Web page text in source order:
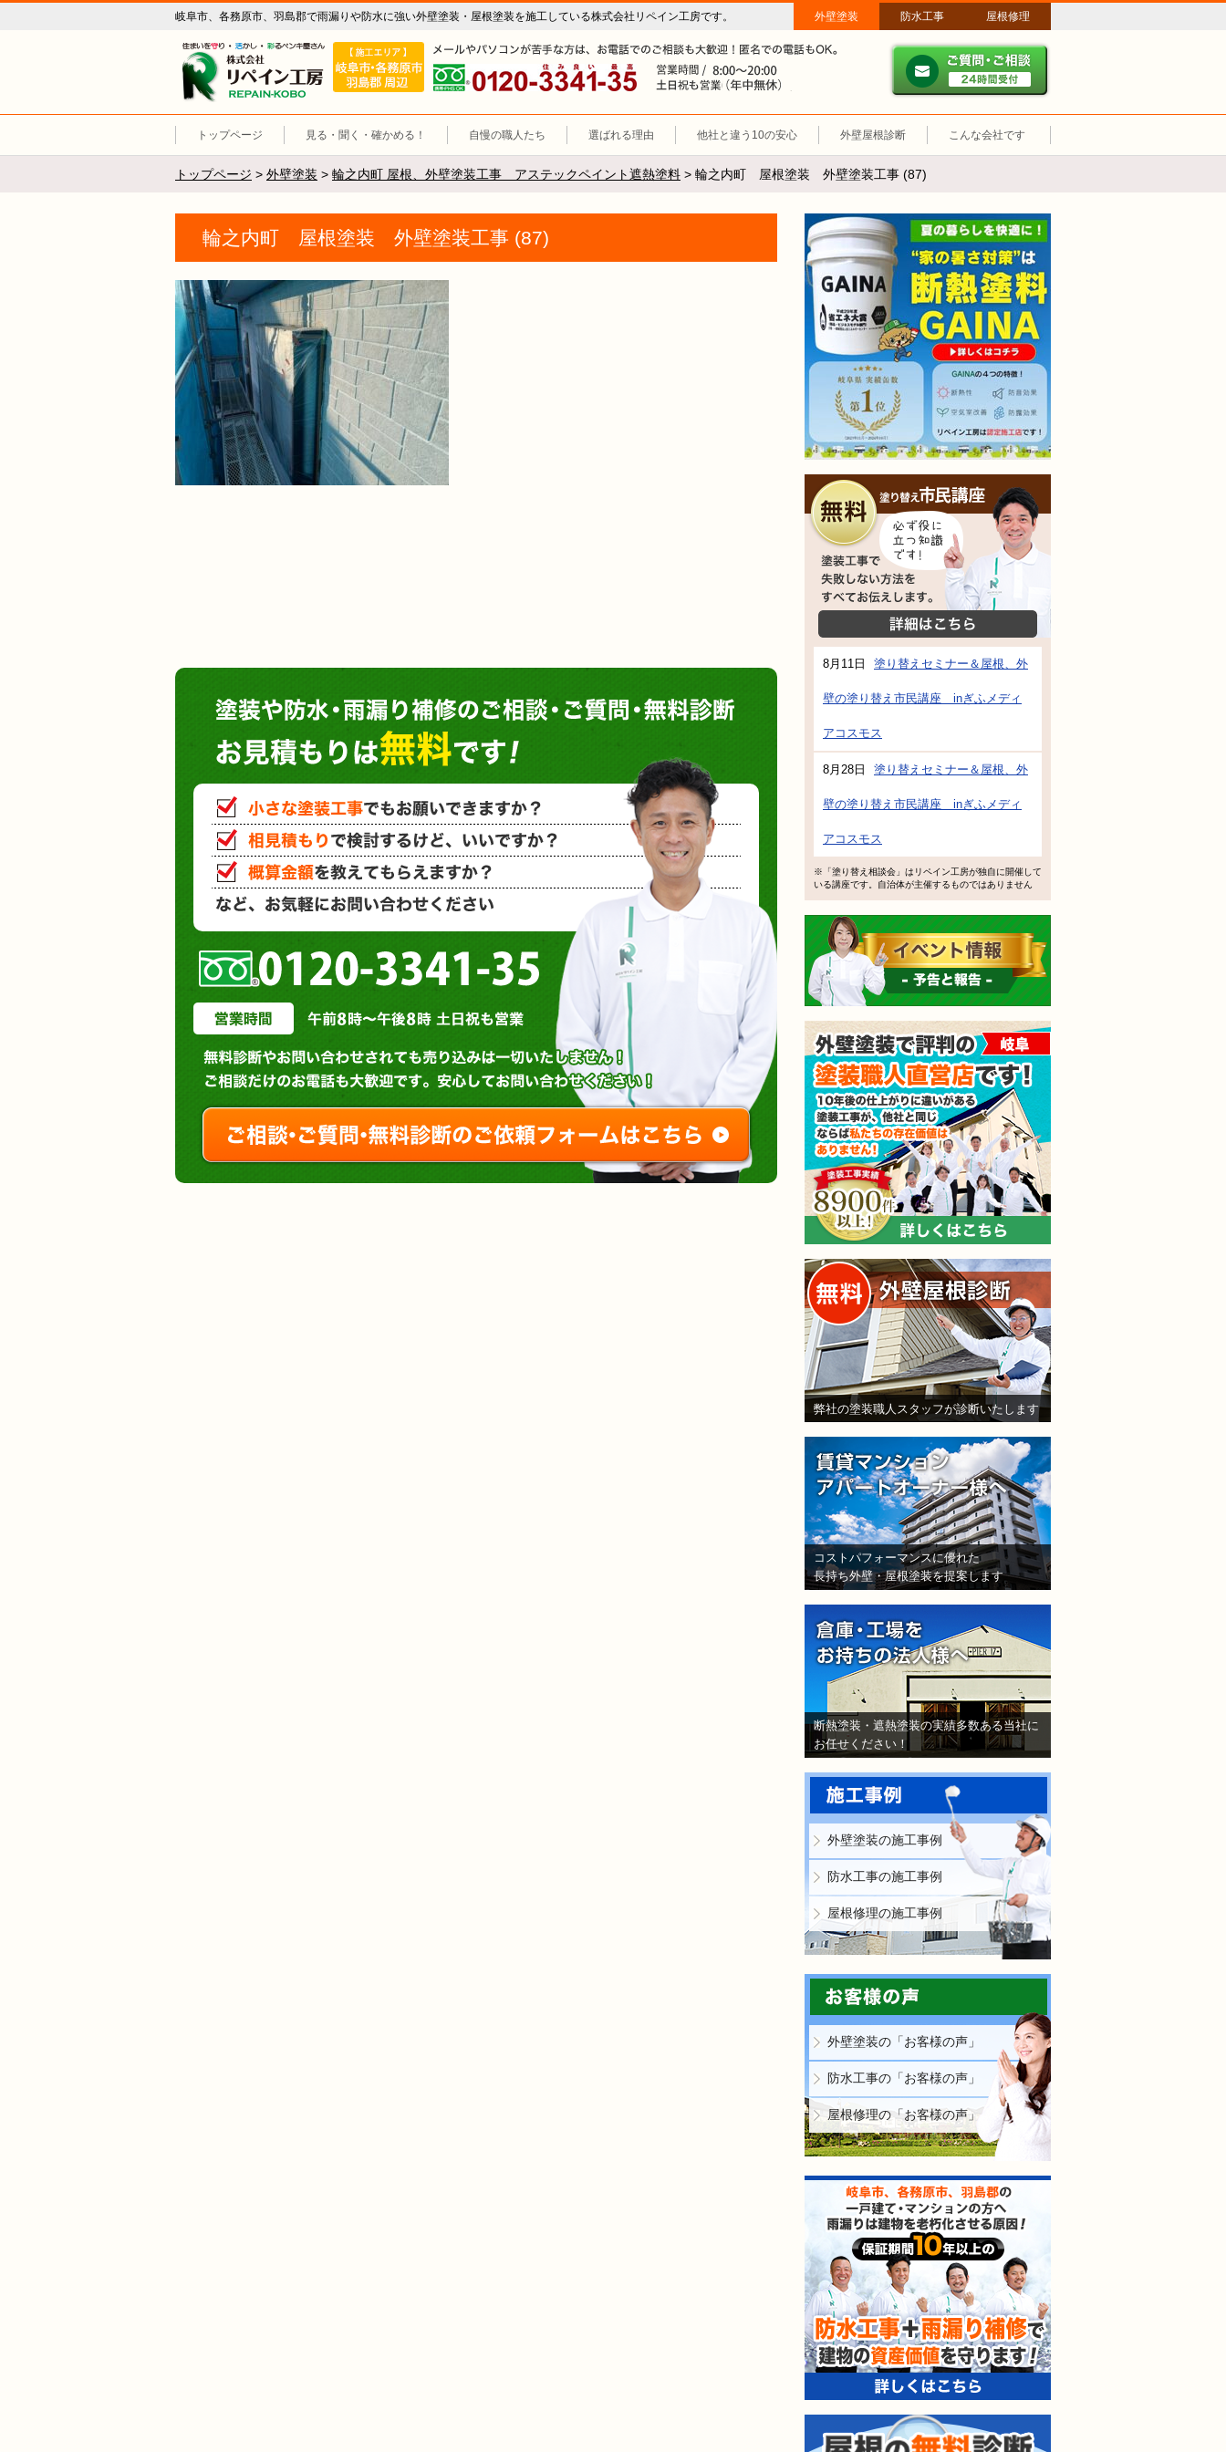
岐阜市、各務原市、羽島郡で雨漏りや防水に強い外壁塗装・屋根塗装を施工している株式会社リペイン工房です。 外壁塗装 防水工事 屋根修理
リペイン工房（外壁塗装・屋根塗装・雨漏り修理・防水工事）
施工エリア 岐阜市、各務原市、羽島郡。
メールやパソコンが苦手な方は、お電話でのご相談も大歓迎！匿名での
0120-3341-35
営業時間：午前8時～午後8時 年中無休、土日祝も営業しています。
トップページ 見る・聞く・確かめる！ 自慢の職人たち 選ばれる理由 他社と違う10の安心 外壁屋根診断 こんな会社です
トップページ > 外壁塗装 > 輪之内町 屋根、外壁塗装工事 アステックペイント遮熱塗料 > 輪之内町 屋根塗装 外壁塗装工事 (87)
輪之内町 屋根塗装 外壁塗装工事 (87)
塗装工事で失敗しない方法をすべてお伝え
8月11日 塗り替えセミナー＆屋根、外
壁の塗り替え市民講座 inぎふメディ
アコスモス
8月28日 塗り替えセミナー＆屋根、外
壁の塗り替え市民講座 inぎふメディ
アコスモス
※「塗り替え相談会」はリペイン工房が独自に開催して
いる講座です。自治体が主催するものではありません
弊社の塗装職人スタッフが診断いたします
コストパフォーマンスに優れた
長持ち外壁・屋根塗装を提案します
断熱塗装・遮熱塗装の実績多数ある当社に
お任せください！
外壁塗装の施工事例
防水工事の施工事例
屋根修理の施工事例
外壁塗装の「お客様の声」
防水工事の「お客様の声」
屋根修理の「お客様の声」
塗装や防水・雨漏り補修のご相談・ご質問・無
小さな塗装工事でもお願いできますか？
相見積もりで検討するけど、いいですか？
概算金額を教えてもらえますか？
など、お気軽にお問い合わせください。
0120-3341-35
営業時間 : 午前8時～午後8時 土日祝も営業
無料診断やお問い合わせされても売り込みは一切いたしません！ ご相談だけのお電話
ご相談・ご質問・無料診断のご依頼フォームはこちら